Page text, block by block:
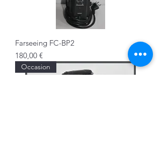
Farseeing FC-BP2
Prix
180,00 €
Occasion